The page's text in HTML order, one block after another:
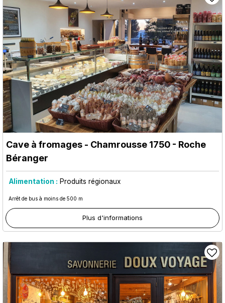
Cave à fromages - Chamrousse 1750 - Roche
Béranger
Alimentation : Produits régionaux
Arrêt de bus à moins de 500 m
Plus d'informations